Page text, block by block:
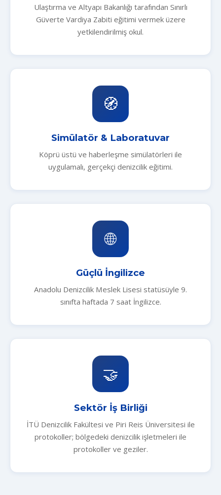
Ulaştırma ve Altyapı Bakanlığı tarafından Sınırlı
Güverte Vardiya Zabiti eğitimi vermek üzere
yetkilendirilmiş okul.
🧭
Simülatör & Laboratuvar
Köprü üstü ve haberleşme simülatörleri ile
uygulamalı, gerçekçi denizcilik eğitimi.
🌐
Güçlü İngilizce
Anadolu Denizcilik Meslek Lisesi statüsüyle 9.
sınıfta haftada 7 saat İngilizce.
🤝
Sektör İş Birliği
İTÜ Denizcilik Fakültesi ve Piri Reis Üniversitesi ile
protokoller; bölgedeki denizcilik işletmeleri ile
protokoller ve geziler.